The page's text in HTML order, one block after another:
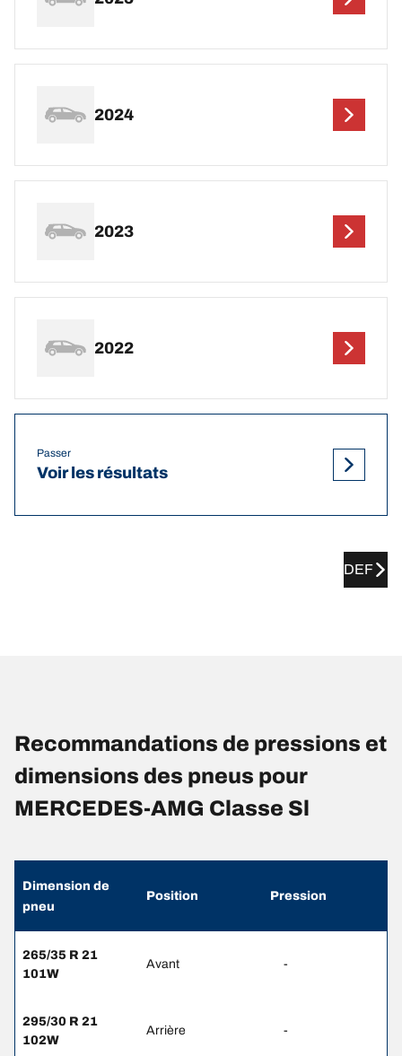
2024
2023
2022
Passer
Voir les résultats
DEF
Recommandations de pressions et
dimensions des pneus pour
MERCEDES-AMG Classe Sl
Dimension de
pneu
Position Pression
265/35 R 21
101W
Avant -
295/30 R 21
102W
Arrière -